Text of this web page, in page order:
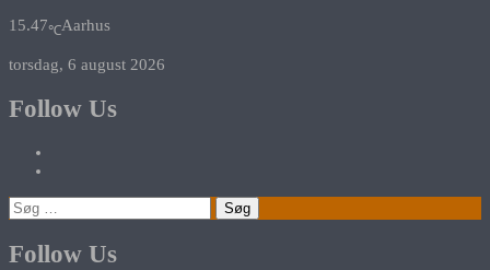
15.47℃Aarhus
torsdag, 6 august 2026
Follow Us
Søg
efter:
Follow Us